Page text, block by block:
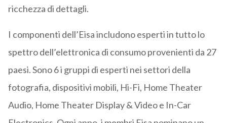
ricchezza di dettagli.
I componenti dell’Eisa includono esperti in tutto lo
spettro dell’elettronica di consumo provenienti da 27
paesi. Sono 6 i gruppi di esperti nei settori della
fotografia, dispositivi mobili, Hi-Fi, Home Theater
Audio, Home Theater Display & Video e In-Car